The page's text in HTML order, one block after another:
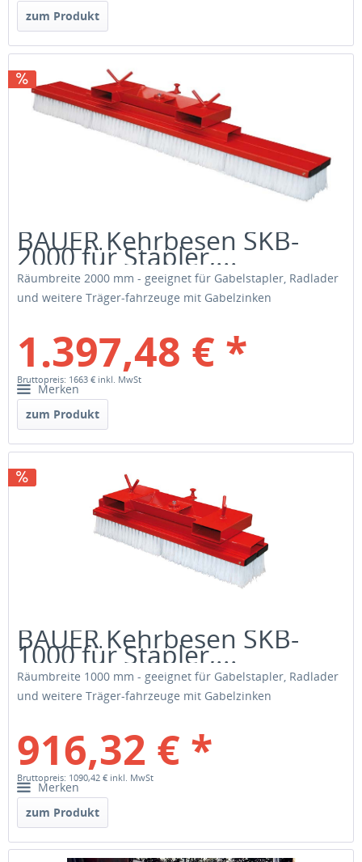
zum Produkt
BAUER Kehrbesen SKB-
2000 für Stapler,...
Räumbreite 2000 mm - geeignet für Gabelstapler, Radlader
und weitere Träger-fahrzeuge mit Gabelzinken
1.397,48 € *
Bruttopreis: 1663 € inkl. MwSt
Merken
zum Produkt
BAUER Kehrbesen SKB-
1000 für Stapler,...
Räumbreite 1000 mm - geeignet für Gabelstapler, Radlader
und weitere Träger-fahrzeuge mit Gabelzinken
916,32 € *
Bruttopreis: 1090,42 € inkl. MwSt
Merken
zum Produkt